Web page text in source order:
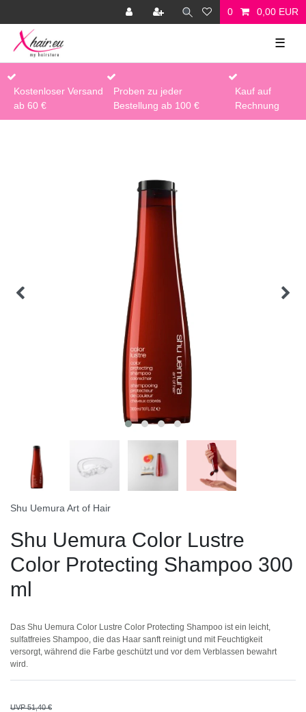
0 0,00 EUR
☰
Kostenloser Versand
ab 60 €
Proben zu jeder
Bestellung ab 100 €
Kauf auf
Rechnung
Shu Uemura Art of Hair
Shu Uemura Color Lustre
Color Protecting Shampoo 300
ml
Das Shu Uemura Color Lustre Color Protecting Shampoo ist ein leicht,
sulfatfreies Shampoo, die das Haar sanft reinigt und mit Feuchtigkeit
versorgt, während die Farbe geschützt und vor dem Verblassen bewahrt
wird.
UVP 51,40 €